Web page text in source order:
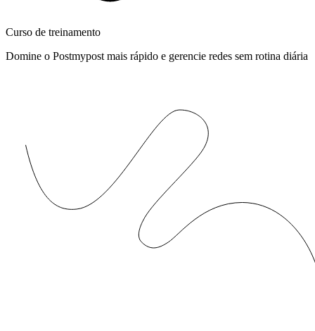
Curso de treinamento
Domine o Postmypost mais rápido e gerencie redes sem rotina diária